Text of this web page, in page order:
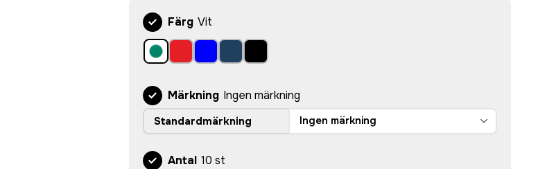
Färg Vit
Märkning Ingen märkning
Standardmärkning Ingen märkning
Antal 10 st